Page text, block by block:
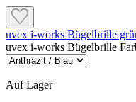
uvex i-works Bügelbrille
uvex i-works Bügelbrille
Auf Lager